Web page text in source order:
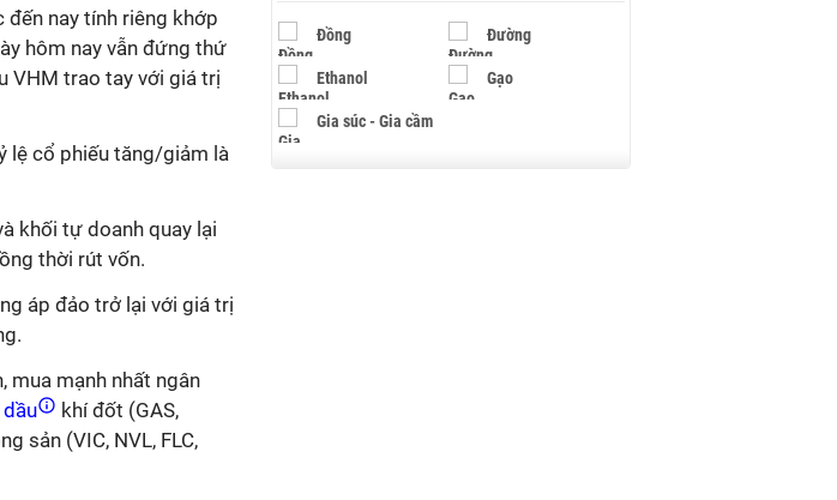
nay tính riêng khớp
hôm nay vẫn đứng thứ
VHM trao tay với giá trị
lệ cổ phiếu tăng/giảm là
khối tự doanh quay lại
thời rút vốn.
áp đảo trở lại với giá trị
mua mạnh nhất ngân
dầu
khí đốt (GAS,
sản (VIC, NVL, FLC,
Đồng Đường
Ethanol Gạo
Gia súc - Gia cầm